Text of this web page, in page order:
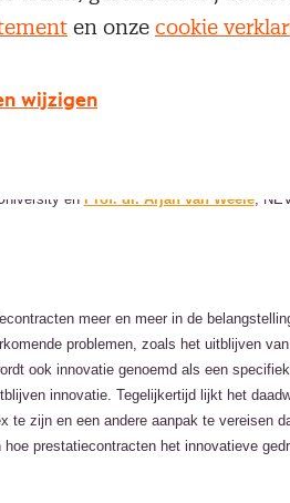
en Prof. dr. Arjan van Weele,
meer en meer in de
problemen, zoals het uitblijven
ook innovatie genoemd als een
innovatie. Tegelijkertijd lijkt het
te zijn en een andere aanpak te vereisen
prestatiecontracten het innovatieve
en onze cookie
wijzigen